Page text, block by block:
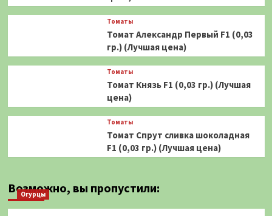
Томаты
Томат Александр Первый F1 (0,03
гр.) (Лучшая цена)
Томаты
Томат Князь F1 (0,03 гр.) (Лучшая
цена)
Томаты
Томат Спрут сливка шоколадная
F1 (0,03 гр.) (Лучшая цена)
Возможно, вы пропустили:
Огурцы